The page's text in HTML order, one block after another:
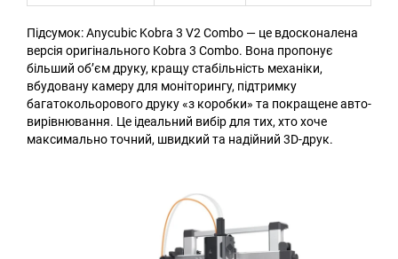
Підсумок: Anycubic Kobra 3 V2 Combo — це вдосконалена
версія оригінального Kobra 3 Combo. Вона пропонує
більший об’єм друку, кращу стабільність механіки,
вбудовану камеру для моніторингу, підтримку
багатокольорового друку «з коробки» та покращене авто-
вирівнювання. Це ідеальний вибір для тих, хто хоче
максимально точний, швидкий та надійний 3D-друк.